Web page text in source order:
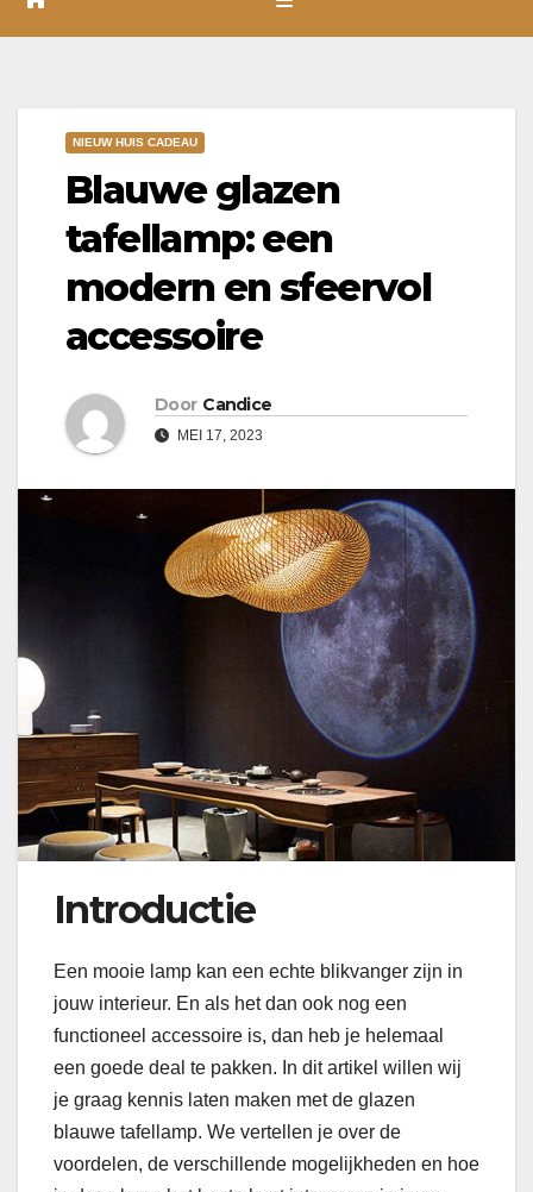
NIEUW HUIS CADEAU
Blauwe glazen
tafellamp: een
modern en sfeervol
accessoire
Door Candice
MEI 17, 2023
Introductie
Een mooie lamp kan een echte blikvanger zijn in
jouw interieur. En als het dan ook nog een
functioneel accessoire is, dan heb je helemaal
een goede deal te pakken. In dit artikel willen wij
je graag kennis laten maken met de glazen
blauwe tafellamp. We vertellen je over de
voordelen, de verschillende mogelijkheden en hoe